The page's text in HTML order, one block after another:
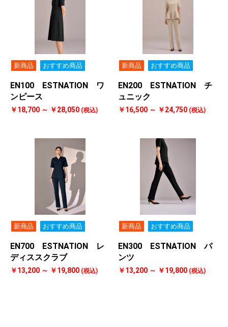
新商品 おすすめ商品
EN100 ESTNATION ワ
ンピース
￥18,700 ～ ￥28,050 (税込)
新商品 おすすめ商品
EN200 ESTNATION チ
ュニック
￥16,500 ～ ￥24,750 (税込)
新商品 おすすめ商品
EN700 ESTNATION レ
ディススクラブ
￥13,200 ～ ￥19,800 (税込)
新商品 おすすめ商品
EN300 ESTNATION パ
ンツ
￥13,200 ～ ￥19,800 (税込)